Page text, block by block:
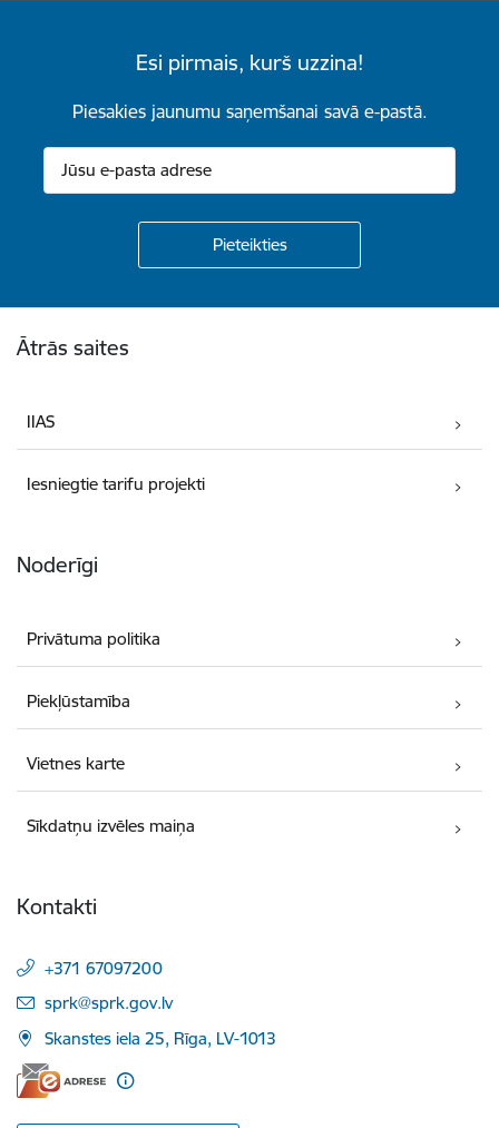
Esi pirmais, kurš uzzina!
Piesakies jaunumu saņemšanai savā e-pastā.
Ātrās saites
IIAS
Iesniegtie tarifu projekti
Noderīgi
Privātuma politika
Piekļūstamība
Vietnes karte
Sīkdatņu izvēles maiņa
Kontakti
+371 67097200
E-pasts:
sprk@sprk.gov.lv
Skanstes iela 25, Rīga, LV-1013